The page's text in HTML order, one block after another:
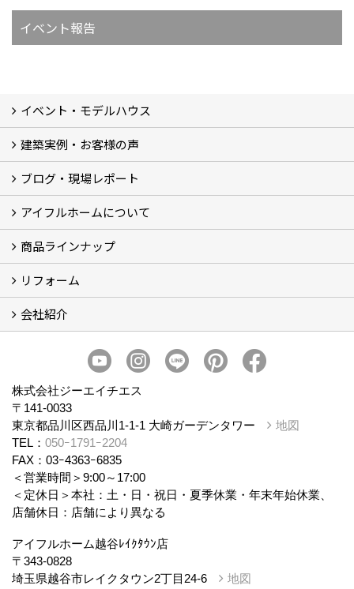
イベント報告
イベント・モデルハウス
イベント
モデルハウス見学
建築実例・お客様の声
建築実例
お客様の声
ブログ・現場レポート
ブログ
現場レポート
アイフルホームについて
アイフルホームについて (5)
商品ラインナップ
商品ラインナップ
リフォーム
まるごと断熱リフォーム
イベント情報
施工事例
会社紹介
スタッフ紹介
個人情報保護方針
株式会社ジーエイチエス
〒141-0033
東京都品川区西品川1-1-1 大崎ガーデンタワー
地図
TEL： 050ｰ1791ｰ2204
FAX：03ｰ4363ｰ6835
＜営業時間＞9:00～17:00
＜定休日＞本社：土・日・祝日・夏季休業・年末年始休業、
店舗休日：店舗により異なる
アイフルホーム越谷ﾚｲｸﾀｳﾝ店
〒343-0828
埼玉県越谷市レイクタウン2丁目24-6
地図